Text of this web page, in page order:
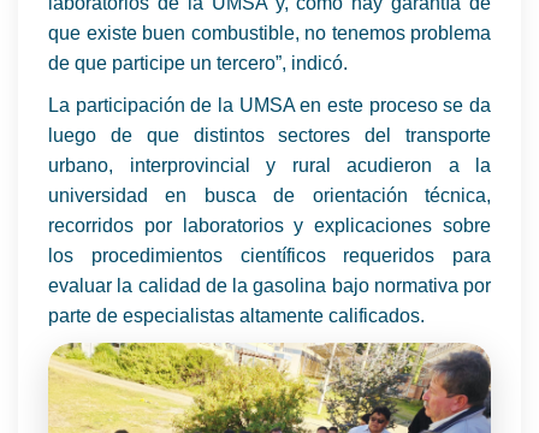
que existe buen combustible, no tenemos problema
de que participe un tercero”, indicó.
La participación de la UMSA en este proceso se da
luego de que distintos sectores del transporte
urbano, interprovincial y rural acudieron a la
universidad en busca de orientación técnica,
recorridos por laboratorios y explicaciones sobre
los procedimientos científicos requeridos para
evaluar la calidad de la gasolina bajo normativa por
parte de especialistas altamente calificados.